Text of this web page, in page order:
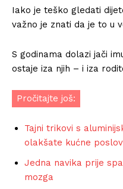
Iako je teško gledati
važno je znati da je to u
S godinama dolazi jači
ostaje iza njih – i iza
Pročitajte još:
Tajni trikovi s
olakšate kućne
Jedna navika prije
mozga